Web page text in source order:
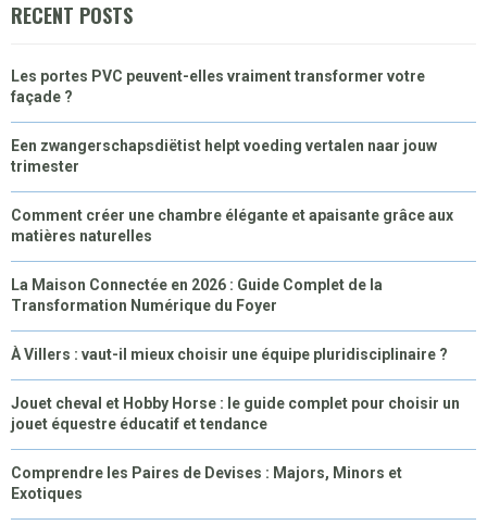
RECENT POSTS
Les portes PVC peuvent-elles vraiment transformer votre
façade ?
Een zwangerschapsdiëtist helpt voeding vertalen naar jouw
trimester
Comment créer une chambre élégante et apaisante grâce aux
matières naturelles
La Maison Connectée en 2026 : Guide Complet de la
Transformation Numérique du Foyer
À Villers : vaut-il mieux choisir une équipe pluridisciplinaire ?
Jouet cheval et Hobby Horse : le guide complet pour choisir un
jouet équestre éducatif et tendance
Comprendre les Paires de Devises : Majors, Minors et
Exotiques